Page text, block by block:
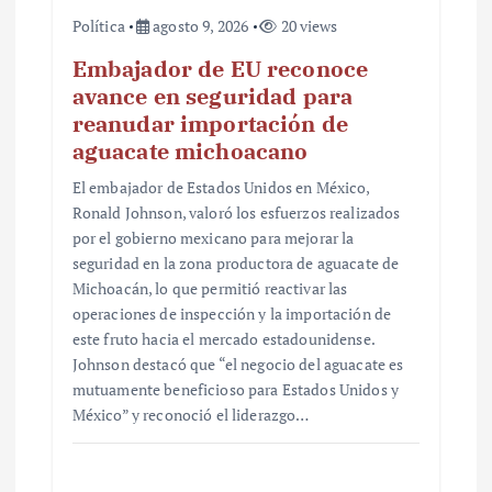
Política agosto 9, 2026 20 views
Embajador de EU reconoce
avance en seguridad para
reanudar importación de
aguacate michoacano
El embajador de Estados Unidos en México,
Ronald Johnson, valoró los esfuerzos realizados
por el gobierno mexicano para mejorar la
seguridad en la zona productora de aguacate de
Michoacán, lo que permitió reactivar las
operaciones de inspección y la importación de
este fruto hacia el mercado estadounidense.
Johnson destacó que “el negocio del aguacate es
mutuamente beneficioso para Estados Unidos y
México” y reconoció el liderazgo…